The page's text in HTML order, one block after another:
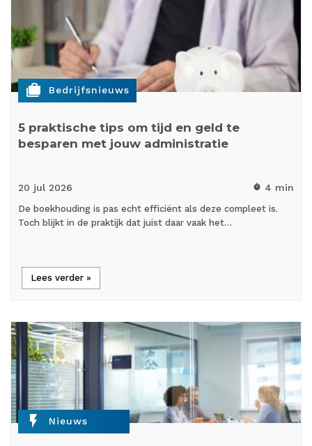
cases Bedrijfsnieuws
5 praktische tips om tijd en geld te
besparen met jouw administratie
20 jul 2026 timer 4 min
De boekhouding is pas echt efficiënt als deze compleet is.
Toch blijkt in de praktijk dat juist daar vaak het…
Lees verder »
flash_on Nieuws